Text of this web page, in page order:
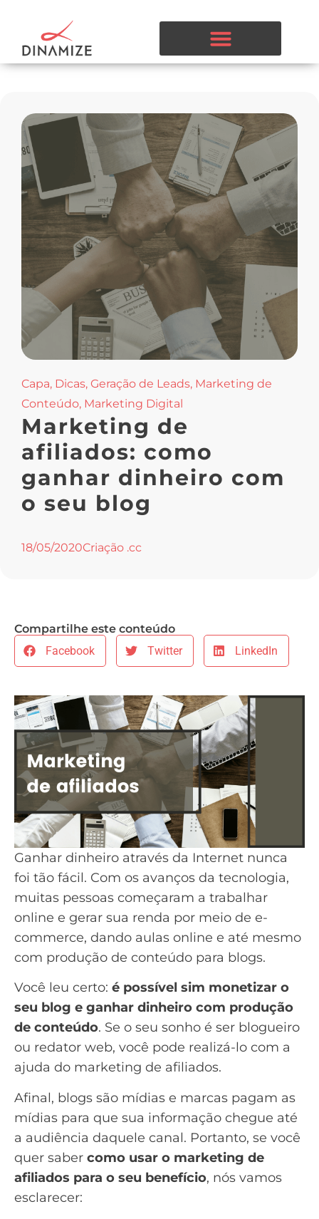
Capa, Dicas, Geração de Leads, Marketing de
Conteúdo, Marketing Digital
Marketing de
afiliados: como
ganhar dinheiro com
o seu blog
18/05/2020Criação .cc
Compartilhe este conteúdo
Facebook
Twitter LinkedIn
Ganhar dinheiro através da Internet nunca
foi tão fácil. Com os avanços da tecnologia,
muitas pessoas começaram a trabalhar
online e gerar sua renda por meio de e-
commerce, dando aulas online e até mesmo
com produção de conteúdo para blogs.
Você leu certo: é possível sim monetizar o
seu blog e ganhar dinheiro com produção
de conteúdo. Se o seu sonho é ser blogueiro
ou redator web, você pode realizá-lo com a
ajuda do marketing de afiliados.
Afinal, blogs são mídias e marcas pagam as
mídias para que sua informação chegue até
a audiência daquele canal. Portanto, se você
quer saber como usar o marketing de
afiliados para o seu benefício, nós vamos
esclarecer: